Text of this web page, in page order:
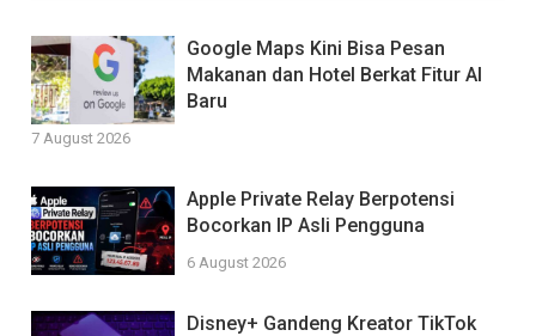
Google Maps Kini Bisa Pesan
Makanan dan Hotel Berkat Fitur AI
Baru
7 August 2026
Apple Private Relay Berpotensi
Bocorkan IP Asli Pengguna
6 August 2026
Disney+ Gandeng Kreator TikTok